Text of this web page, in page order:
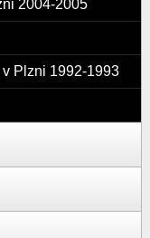
2004-2005
Plzni 1992-1993